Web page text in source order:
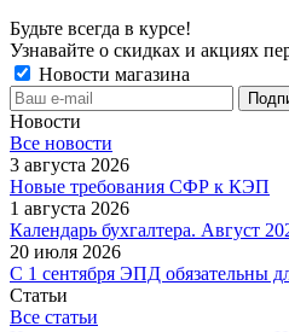
Будьте всегда в курсе!
Узнавайте о скидках и акциях
Новости магазина
Новости
Все новости
3 августа 2026
Новые требования СФР к КЭП
1 августа 2026
Календарь бухгалтера. Август
20 июля 2026
С 1 сентября ЭПД обязательны
Статьи
Все статьи